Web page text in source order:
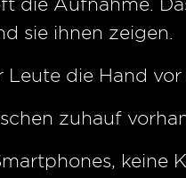
sie ihnen zeigen.
die Hand vor
zuhauf
keine